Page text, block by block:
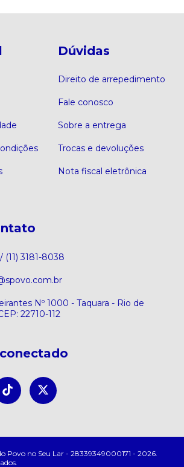
Dúvidas
Direito de arrepedimento
Fale conosco
Sobre a entrega
Trocas e devoluções
Nota fiscal eletrônica
(11) 3181-8038
Nº 1000 - Taquara - Rio de
22710-112
Povo no Seu Lar - 28339349000171 - 2026.